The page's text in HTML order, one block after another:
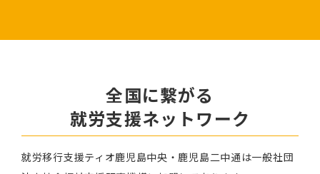
全国に繋がる
就労⽀援ネットワーク
就労移⾏⽀援ティオ⿅児島中央・鹿児島二中通は⼀般社団